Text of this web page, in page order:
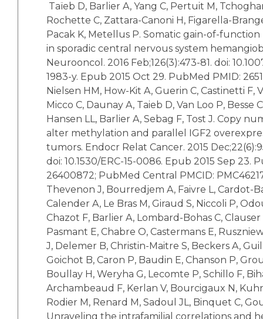
Taïeb D, Barlier A, Yang C, Pertuit M,
Rochette C, Zattara-Canoni H, Figarella-
Pacak K, Metellus P. Somatic gain-of-
in sporadic central nervous system
Neurooncol. 2016 Feb;126(3):473-81. doi:
1983-y. Epub 2015 Oct 29. PubMed PMID:
Nielsen HM, How-Kit A, Guerin C, Castinetti F,
Micco C, Daunay A, Taieb D, Van Loo P, Besse
Hansen LL, Barlier A, Sebag F, Tost J. Copy
alter methylation and parallel IGF2
tumors. Endocr Relat Cancer. 2015
doi: 10.1530/ERC-15-0086. Epub 2015 Sep 23.
26400872; PubMed Central PMCID:
Thevenon J, Bourredjem A, Faivre L, Cardot-
Calender A, Le Bras M, Giraud S, Niccoli P,
Chazot F, Barlier A, Lombard-Bohas C, Clauser
Pasmant E, Chabre O, Castermans E,
J, Delemer B, Christin-Maitre S, Beckers A,
Goichot B, Caron P, Baudin E, Chanson P,
Boullay H, Weryha G, Lecomte P, Schillo F,
Archambeaud F, Kerlan V, Bourcigaux N,
Rodier M, Renard M, Sadoul JL, Binquet C,
Unraveling the intrafamilial correlations and